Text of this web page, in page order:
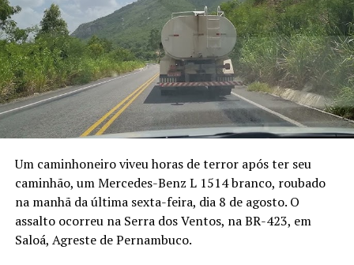
Um caminhoneiro viveu horas de terror após ter seu
caminhão, um Mercedes-Benz L 1514 branco, roubado
na manhã da última sexta-feira, dia 8 de agosto. O
assalto ocorreu na Serra dos Ventos, na BR-423, em
Saloá, Agreste de Pernambuco.